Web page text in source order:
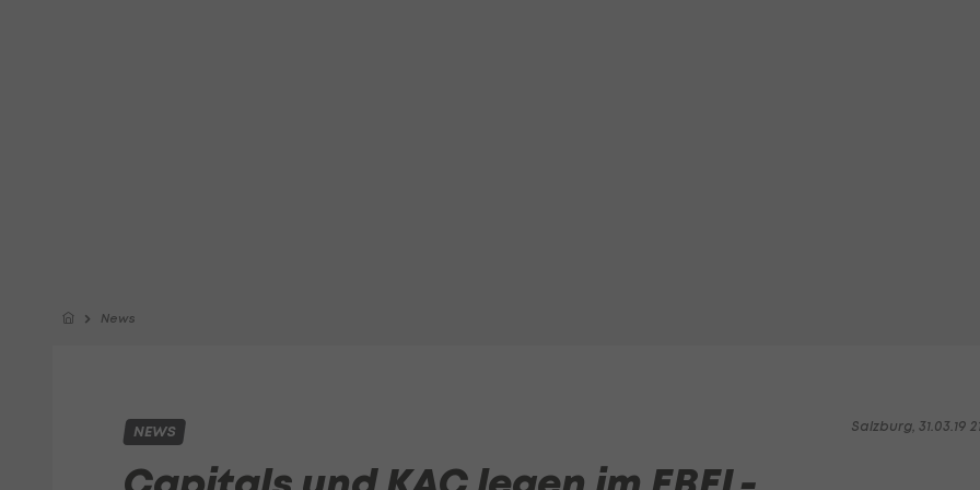
News
Salzburg, 31.03.19
NEWS